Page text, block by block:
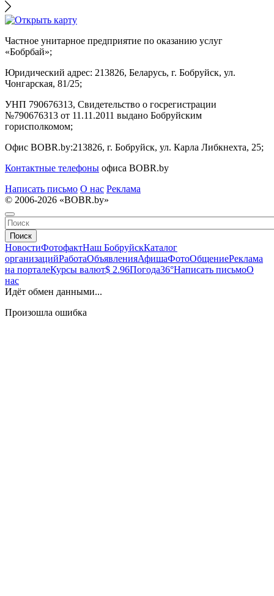
Частное унитарное предприятие по оказанию услуг
«Бобрбай»;
Юридический адрес: 213826, Беларусь, г. Бобруйск, ул.
Чонгарская, 81/25;
УНП 790676313, Свидетельство о госрегистрации
№790676313 от 11.11.2011 выдано Бобруйским
горисполкомом;
Офис BOBR.by:213826, г. Бобруйск, ул. Карла Либкнехта, 25;
Контактные телефоны офиса BOBR.by
Написать письмо О нас Реклама
© 2006-2026 «BOBR.by»
Поиск
НовостиФотофактНаш БобруйскКаталог
организацийРаботаОбъявленияАфишаФотоОбщениеРеклама
на порталеКурсы валют$ 2.96Погода36°Написать письмоО
нас
Идёт обмен данными...
Произошла ошибка